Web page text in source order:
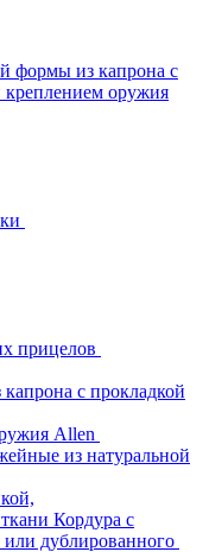
формы из капрона с
оружия
прицелов
с прокладкой
Allen
из натуральной
Кордура с
дублированного